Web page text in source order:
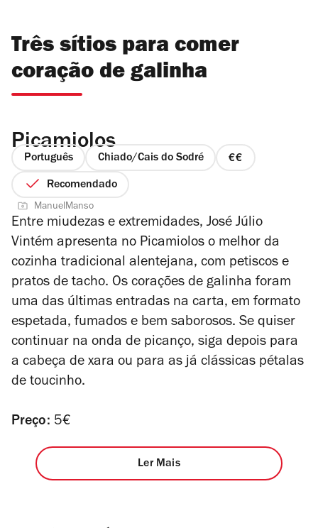
Três sítios para comer
coração de galinha
Picamiolos
Português Chiado/Cais do Sodré
preço
4
Recomendado
ManuelManso
Entre miudezas e extremidades, José Júlio
Vintém apresenta no Picamiolos o melhor da
cozinha tradicional alentejana, com petiscos e
pratos de tacho. Os corações de galinha foram
uma das últimas entradas na carta, em formato
espetada, fumados e bem saborosos. Se quiser
continuar na onda de picanço, siga depois para
a cabeça de xara ou para as já clássicas pétalas
de toucinho.
Preço: 5€
Ler Mais